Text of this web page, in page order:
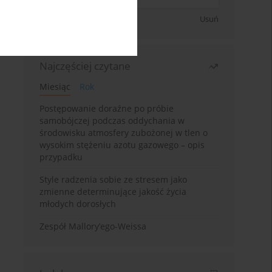
Usuń
Najczęściej czytane
Miesiąc
Rok
Postępowanie doraźne po próbie
samobójczej podczas oddychania w
środowisku atmosfery zubożonej w tlen o
wysokim stężeniu azotu gazowego – opis
przypadku
Style radzenia sobie ze stresem jako
zmienne determinujące jakość życia
młodych dorosłych
Zespół Mallory’ego-Weissa